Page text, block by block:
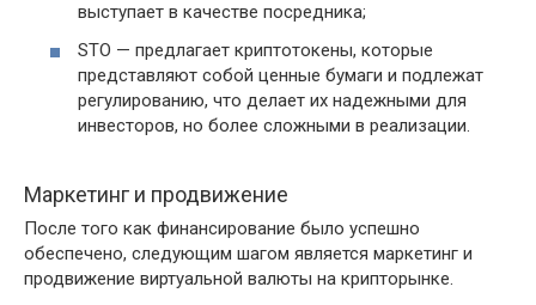
выступает в качестве посредника;
STO — предлагает криптотокены, которые
представляют собой ценные бумаги и подлежат
регулированию, что делает их надежными для
инвесторов, но более сложными в реализации.
Маркетинг и продвижение
После того как финансирование было успешно
обеспечено, следующим шагом является маркетинг и
продвижение виртуальной валюты на крипторынке.